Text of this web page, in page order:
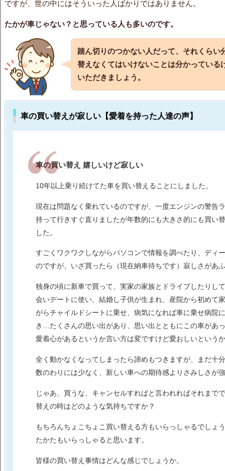
ですが、世の中にはそういった人ばかりではありません。
たかが車じゃない？と思っている人も多いのです。
踏ん切りのつかない人だって、それくらい
替えなくてはいけないことは分かっている
いただきましょう。
車の買い替えが寂しい【愛着を持った人達の声】
車の買い替え 嬉しいけど寂しい
10年以上乗り続けてた車を買い替えることにしました。
現在は問題なく乗れているのですが、一度エンジンの警告
持って行きすぐ直りましたが年数的にも大きさ的にも買い
した。
すごくワクワクしながらパソコンで情報を調べたり、ディ
のですが、いざ買ったら（現在納車待ちです）寂しさがあ
独身の頃に新車で買って、実家の家族とドライブしたりし
会いデートに使い、結婚し子供が生まれ、産院から初めて
がらチャイルドシートに乗せ、病気になれば車に乗せ病院
き…たくさんの思い出があり、思い出とともにこの車があ
愛着心があるというか言い方は変ですけど愛おしいという
全く動かなくなってしまったら諦めもつきますが、まだ十
数のわりには少なく、新しい車への期待感よりさみしさが
じゃあ、買うな、キャンセルすればと言われればそれまで
替えの時はどのような気持ちですか？
もちろんちょこちょこ買い替える方もいらっしゃるでしょ
たかたもいらっしゃると思います。
皆様の買い替え事情はどんな感じでしょうか。